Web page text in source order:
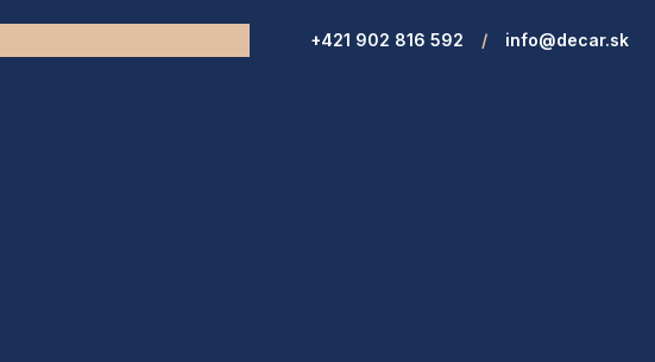
+421 902 816 592 / info@decar.sk